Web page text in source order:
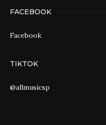
FACEBOOK
Facebook
TIKTOK
@allmusicsp